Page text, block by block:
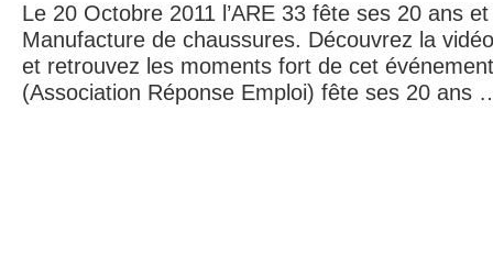
Le 20 Octobre 2011 l’ARE 33 fête ses 20 ans
Manufacture de chaussures. Découvrez la
et retrouvez les moments fort de cet
(Association Réponse Emploi) fête ses 20 ans